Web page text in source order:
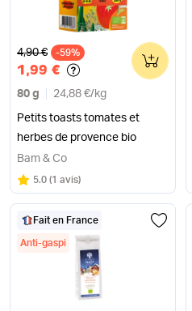
Ancien prix
4,90 € -59%
1,99 €
80 g 24,88 €/ kg
Petits toasts tomates et
herbes de provence bio
0
Bam & Co
Note
5.0 sur 5
(1 avis)
Fait en France
Anti-gaspi